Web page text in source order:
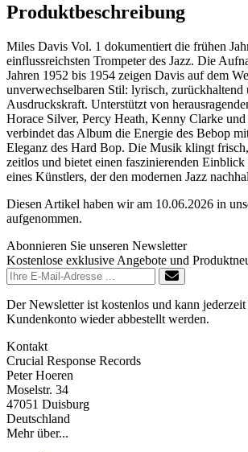
Produktbeschreibung
Miles Davis Vol. 1 dokumentiert die frühen
einflussreichsten Trompeter des Jazz. Die
Jahren 1952 bis 1954 zeigen Davis auf dem
unverwechselbaren Stil: lyrisch, zurückhaltend
Ausdruckskraft. Unterstützt von
Horace Silver, Percy Heath, Kenny Clarke
verbindet das Album die Energie des Bebop
Eleganz des Hard Bop. Die Musik klingt
zeitlos und bietet einen faszinierenden
eines Künstlers, der den modernen Jazz
Diesen Artikel haben wir am 10.06.2026 in
aufgenommen.
Abonnieren Sie unseren Newsletter
Kostenlose exklusive Angebote und
Der Newsletter ist kostenlos und kann
Kundenkonto wieder abbestellt werden.
Kontakt
Crucial Response Records
Peter Hoeren
Moselstr. 34
47051 Duisburg
Deutschland
Mehr über...